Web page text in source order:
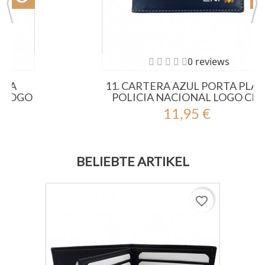
0 reviews
11. CARTERA AZUL PORTA PLACA
POLICIA NACIONAL LOGO CNP
BELIEBTE ARTIKEL
favorite_border